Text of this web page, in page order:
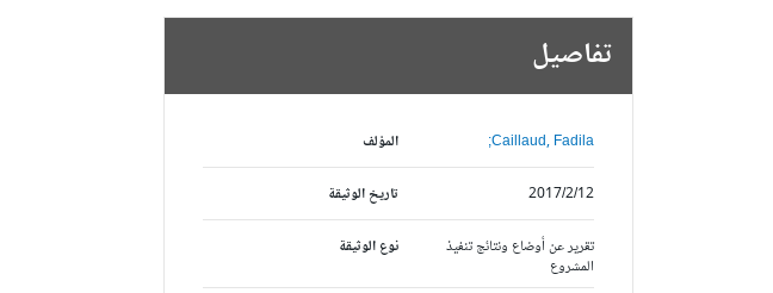
تفاصيل
المؤلف Caillaud, Fadila;
تاريخ الوثيقة 2017/2/12
نوع الوثيقة
تقرير عن أوضاع ونتائج تنفيذ
المشروع